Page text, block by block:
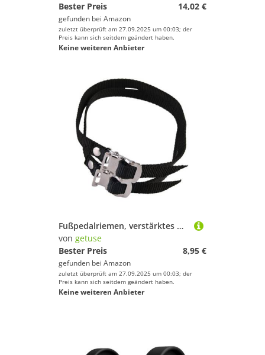
Bester Preis
14,02 €
gefunden bei Amazon
zuletzt überprüft am 27.09.2025 um 00:03; der
Preis kann sich seitdem geändert haben.
Keine weiteren Anbieter
Fußpedalriemen, verstärktes Nylon, 50 x 1,3 cm, verstellbar, für sicheres Radfahren, stationäres Fahrrad, Heimtrainer, Schwarz, 2 Stück
von getuse
Bester Preis
8,95 €
gefunden bei Amazon
zuletzt überprüft am 27.09.2025 um 00:03; der
Preis kann sich seitdem geändert haben.
Keine weiteren Anbieter